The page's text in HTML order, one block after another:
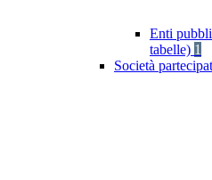
Enti
tabelle) 1
Società